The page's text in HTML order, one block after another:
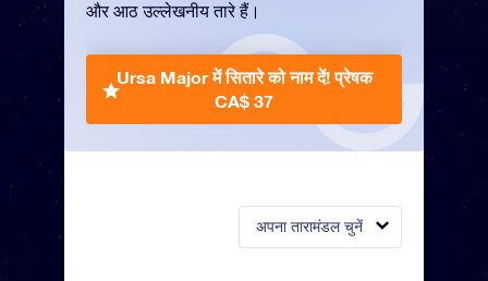
अपना तारामंडल चुनें
और आठ उल्लेखनीय तारे हैं।
Ursa Major में सितारे को नाम दें!प्रेषक
CA$ 37